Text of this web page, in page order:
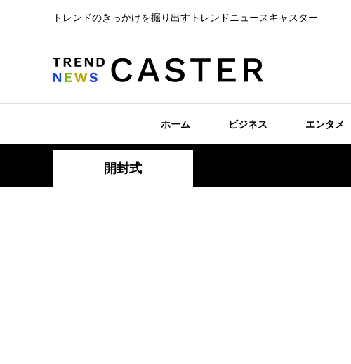
トレンドのきっかけを掘り出すトレンドニュースキャスター
ホーム ビジネス エンタメ
開封式